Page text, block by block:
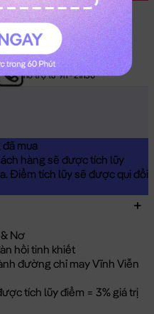
Mở cửa:
9h Sáng - 9h30 Tối
Zalo/Hotline:0967110738
hỗ trợ từ 9h - 21h30
mua
hàng sẽ được tích lũy
Điểm tích lũy sẽ được qui đổi
Nơ
hồi tinh khiết
đường chỉ may Vĩnh Viễn
tích lũy điểm = 3% giá trị